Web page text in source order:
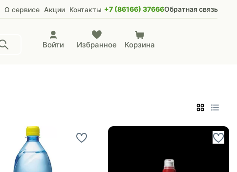
О сервисе Акции Контакты +7 (86166) 37666Обратная связь
Войти Избранное Корзина